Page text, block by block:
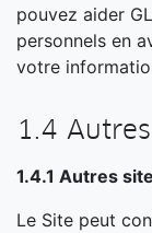
pouvez aider
personnels en
votre
1.4
1.4.1 Autres
Le Site peut